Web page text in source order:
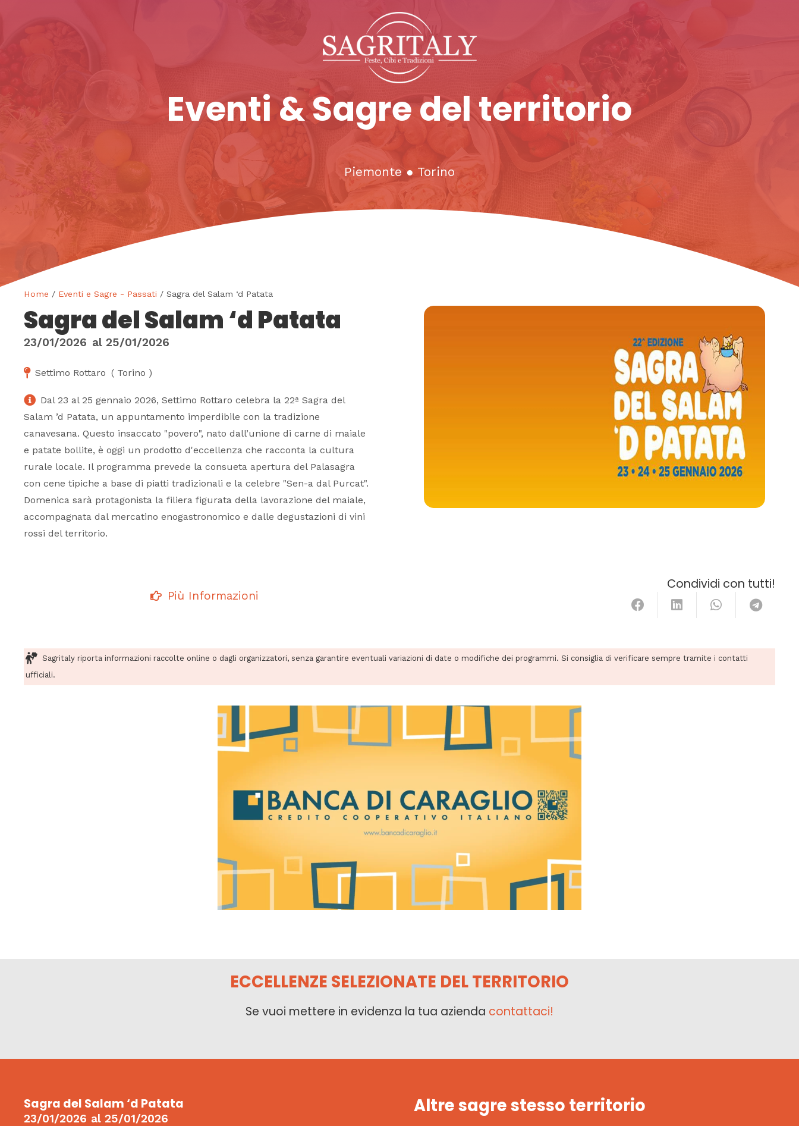
Eventi & Sagre del territorio
Piemonte ● Torino
Home / Eventi e Sagre - Passati / Sagra del Salam ‘d Patata
Sagra del Salam ‘d Patata
23/01/2026 al 25/01/2026
Settimo Rottaro ( Torino )
Dal 23 al 25 gennaio 2026, Settimo Rottaro celebra la 22ª Sagra del
Salam ’d Patata, un appuntamento imperdibile con la tradizione
canavesana. Questo insaccato "povero", nato dall’unione di carne di maiale
e patate bollite, è oggi un prodotto d'eccellenza che racconta la cultura
rurale locale. Il programma prevede la consueta apertura del Palasagra
con cene tipiche a base di piatti tradizionali e la celebre "Sen-a dal Purcat".
Domenica sarà protagonista la filiera figurata della lavorazione del maiale,
accompagnata dal mercatino enogastronomico e dalle degustazioni di vini
rossi del territorio.
Più Informazioni
Condividi con tutti!
Sagritaly riporta informazioni raccolte online o dagli organizzatori, senza garantire eventuali variazioni di date o modifiche dei programmi. Si consiglia di verificare sempre tramite i contatti
ufficiali.
ECCELLENZE SELEZIONATE DEL TERRITORIO
Se vuoi mettere in evidenza la tua azienda contattaci!
Sagra del Salam ‘d Patata
23/01/2026 al 25/01/2026
Altre sagre stesso territorio